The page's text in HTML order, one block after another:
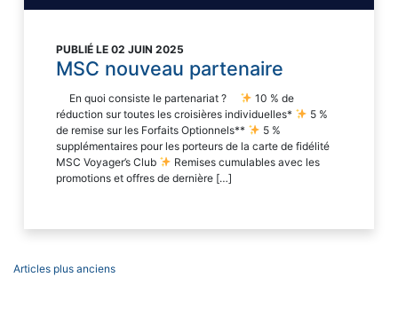
PUBLIÉ LE 02 JUIN 2025
MSC nouveau partenaire
En quoi consiste le partenariat ? ­ ­
10 % de
réduction sur toutes les croisières individuelles*
5 %
de remise sur les Forfaits Optionnels**
5 %
supplémentaires pour les porteurs de la carte de fidélité
MSC Voyager’s Club
Remises cumulables avec les
promotions et offres de dernière […]
Navigation
Articles plus anciens